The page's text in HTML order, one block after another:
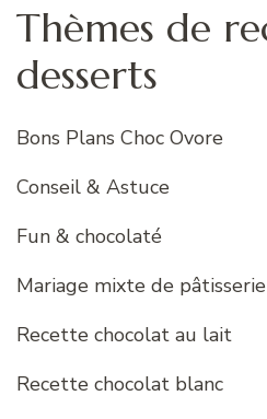
Thèmes de
desserts
Bons Plans Choc Ovore
Conseil & Astuce
Fun & chocolaté
Mariage mixte de pâtisserie
Recette chocolat au lait
Recette chocolat blanc